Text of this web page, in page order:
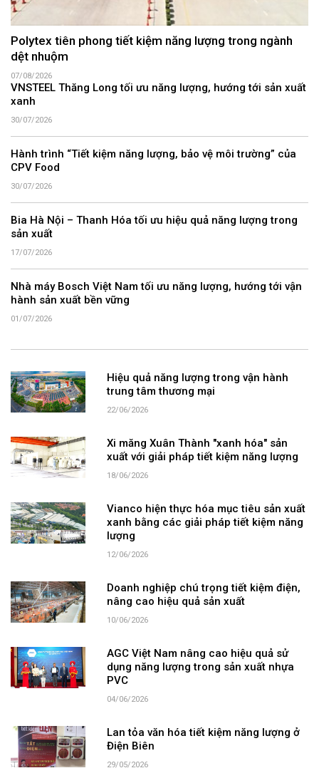
Polytex tiên phong tiết kiệm năng lượng trong ngành
dệt nhuộm
07/08/2026
VNSTEEL Thăng Long tối ưu năng lượng, hướng tới sản xuất
xanh
30/07/2026
Hành trình “Tiết kiệm năng lượng, bảo vệ môi trường” của
CPV Food
30/07/2026
Bia Hà Nội – Thanh Hóa tối ưu hiệu quả năng lượng trong
sản xuất
17/07/2026
Nhà máy Bosch Việt Nam tối ưu năng lượng, hướng tới vận
hành sản xuất bền vững
01/07/2026
Hiệu quả năng lượng trong vận hành
trung tâm thương mại
22/06/2026
Xi măng Xuân Thành "xanh hóa" sản
xuất với giải pháp tiết kiệm năng lượng
18/06/2026
Vianco hiện thực hóa mục tiêu sản xuất
xanh bằng các giải pháp tiết kiệm năng
lượng
12/06/2026
Doanh nghiệp chú trọng tiết kiệm điện,
nâng cao hiệu quả sản xuất
10/06/2026
AGC Việt Nam nâng cao hiệu quả sử
dụng năng lượng trong sản xuất nhựa
PVC
04/06/2026
Lan tỏa văn hóa tiết kiệm năng lượng ở
Điện Biên
29/05/2026